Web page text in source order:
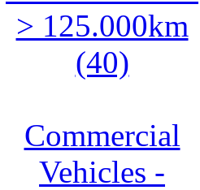
> 125.000km
(40)
Commercial
Vehicles -